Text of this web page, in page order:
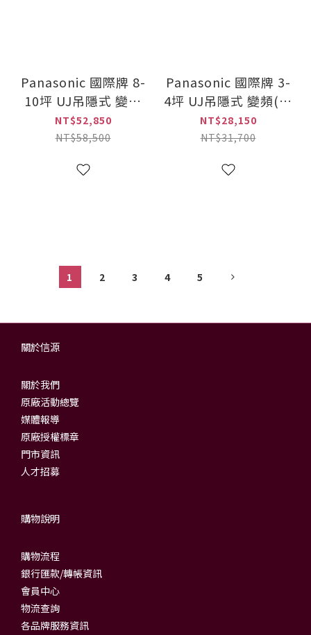
Panasonic 國際牌 8-
10坪 UJ吊隱式 變頻
(冷專)一對一冷氣(CS-
J63BDA2+CU-
NT$52,850
NT$58,500
Panasonic 國際牌 3-
4坪 UJ吊隱式 變頻(冷
專)一對一冷氣(CS-
J28BDA2+CU-
NT$28,150
NT$31,700
1 2 3 4 5
關於信源
關於我們
原廠活動總覽
媒體報導
原廠授權標章
門市資訊
人才招募
購物說明
購物流程
銀行匯款/轉帳資訊
會員中心
物流查詢
各品牌服務資訊